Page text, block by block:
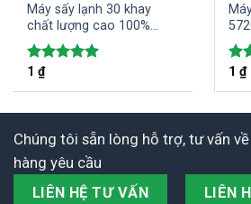
Máy sấy lạnh 30 khay
chất lượng cao 100%
INOX 304 an toàn vệ sinh
thực phẩm
Được xếp
1 ₫ 1 ₫
Chúng tôi sẵn lòng hỗ trợ, tư vấn
hàng yêu cầu
LIÊN HỆ TƯ VẤN LIÊN